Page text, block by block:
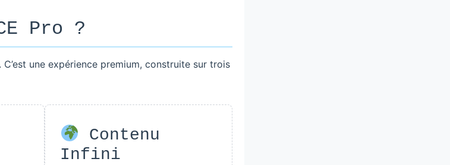
Pro ?
C’est une expérience premium, construite sur trois
Contenu
Infini